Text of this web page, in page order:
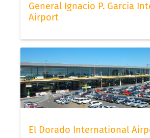
General Ignacio P. Garcia
Airport
El Dorado International